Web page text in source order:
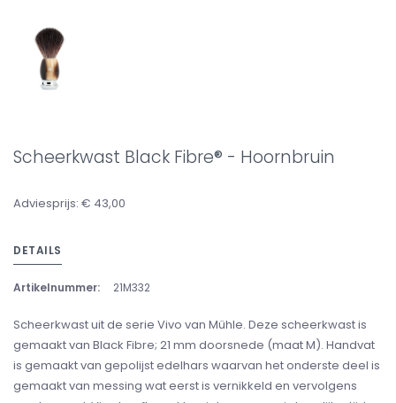
Scheerkwast Black Fibre® - Hoornbruin
Adviesprijs: € 43,00
DETAILS
Artikelnummer: 21M332
Scheerkwast uit de serie Vivo van Mühle. Deze scheerkwast is
gemaakt van Black Fibre; 21 mm doorsnede (maat M). Handvat
is gemaakt van gepolijst edelhars waarvan het onderste deel is
gemaakt van messing wat eerst is vernikkeld en vervolgens